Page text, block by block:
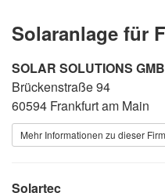
Solaranlage für
SOLAR SOLUTIONS
Brückenstraße 94
60594 Frankfurt am Main
Mehr Informationen zu dieser
Solartec